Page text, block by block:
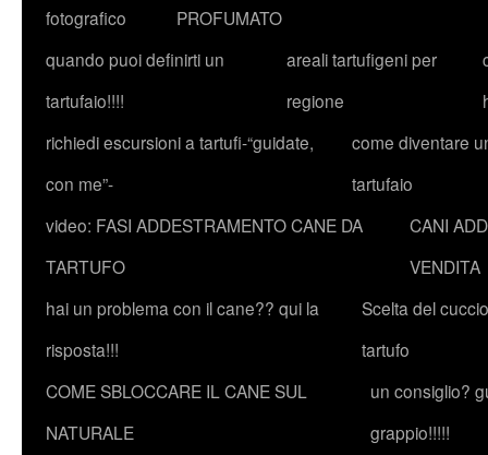
fotografico
PROFUMATO
quando puoi definirti un
tartufaio!!!!
areali tartufigeni per
regione
richiedi escursioni a tartufi-“guidate,
con me”-
come diventare
tartufaio
video: FASI ADDESTRAMENTO CANE DA
TARTUFO
CANI
VENDITA
hai un problema con il cane?? qui la
risposta!!!
Scelta del
tartufo
COME SBLOCCARE IL CANE SUL
NATURALE
un consiglio?
grappio!!!!!